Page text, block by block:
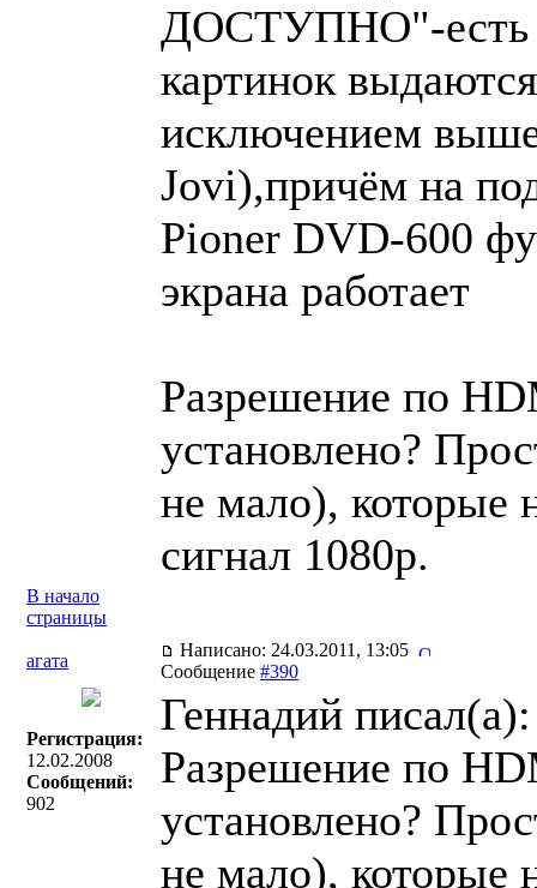
ДОСТУПНО"-есть
картинок
исключением
Jovi),причём на
Pioner DVD-600
экрана работает
Разрешение по
установлено?
не мало), которые
сигнал 1080p.
В начало
страницы
агата
Написано: 24.03.2011, 13:05
Сообщение #390
Регистрация:
12.02.2008
Сообщений:
902
Геннадий писал(a):
Разрешение по
установлено?
не мало), которые